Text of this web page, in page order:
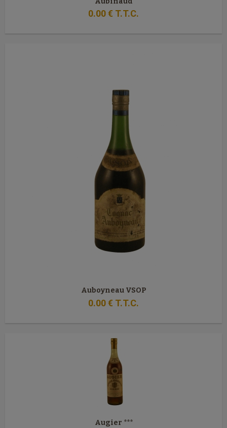
0.00€ T.T.C.
Auboyneau VSOP
0.00€ T.T.C.
Augier ***